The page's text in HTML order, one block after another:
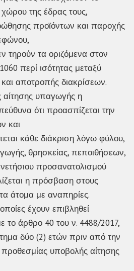
της έδρας τους,
προϊόντων και παροχής
τηρούν τα οριζόμενα στον
περί ισότητας μεταξύ
αποτροπής διακρίσεων.
αίτησης υπαγωγής η
ότι προασπίζεται την
και
κάθε διάκριση λόγω φύλου,
θρησκείας, πεποιθήσεων,
προσανατολισμού
η πρόσβαση στους
άτομα με αναπηρίες.
έχουν επιβληθεί
άρθρο 40 του ν. 4488/2017,
δύο (2) ετών πριν από την
υποβολής αίτησης